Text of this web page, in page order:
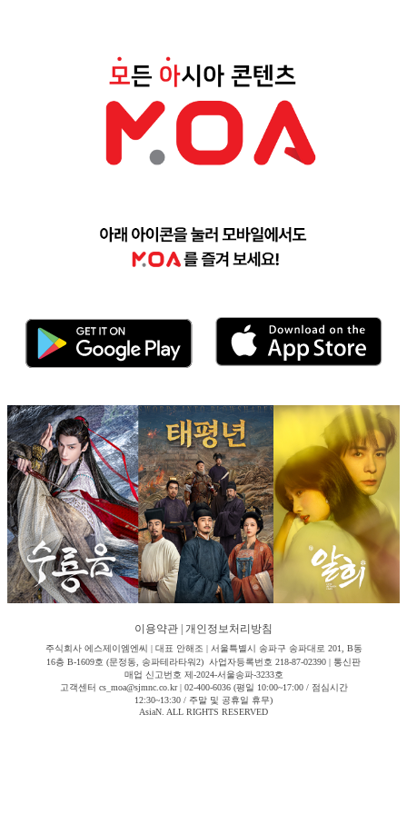
이용약관 개인정보처리방침
주식회사 에스제이엠엔씨 | 대표 안해조 | 서울특별시 송파구 송파대로 201, B동
16층 B-1609호 (문정동, 송파테라타워2) 사업자등록번호 218-87-02390 | 통신판
매업 신고번호 제-2024-서울송파-3233호
고객센터 cs_moa@sjmnc.co.kr | 02-400-6036 (평일 10:00~17:00 / 점심시간
12:30~13:30 / 주말 및 공휴일 휴무)
AsiaN. ALL RIGHTS RESERVED